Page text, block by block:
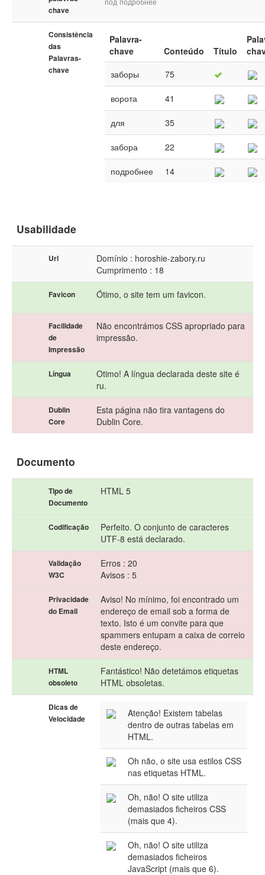
chave
Consistência
das
Palavras-
chave
Palavra-
chave
Conteúdo Título
заборы
75
ворота 41
для 35
забора 22
подробнее 14
Usabilidade
Url
Domínio : horoshie-zabory.ru
Cumprimento : 18
Favicon Ótimo, o site tem um favicon.
Facilidade
de
Impressão
Não encontrámos CSS apropriado para
impressão.
Língua
Otimo! A língua declarada deste site é
ru.
Dublin
Core
Esta página não tira vantagens do
Dublin Core.
Documento
Tipo de
Documento
HTML 5
Codificação
Perfeito. O conjunto de caracteres
UTF-8 está declarado.
Validação
W3C
Erros : 20
Avisos : 5
Privacidade
do Email
Aviso! No mínimo, foi encontrado um
endereço de email sob a forma de
texto. Isto é um convite para que
spammers entupam a caixa de correio
deste endereço.
HTML
obsoleto
Fantástico! Não detetámos etiquetas
HTML obsoletas.
Dicas de
Velocidade
Atenção! Existem tabelas
dentro de outras tabelas em
HTML.
Oh não, o site usa estilos CSS
nas etiquetas HTML.
Oh, não! O site utiliza
demasiados ficheiros CSS
(mais que 4).
Oh, não! O site utiliza
demasiados ficheiros
JavaScript (mais que 6).